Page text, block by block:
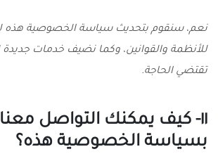
نعم، سنقوم بتحديث سياسة الخصوصية هذه
للأنظمة والقوانين، وكما نضيف خدمات جديدة
تقتضي الحاجة.
١١- كيف يمكنك التواصل
بسياسة الخصوصية هذه؟